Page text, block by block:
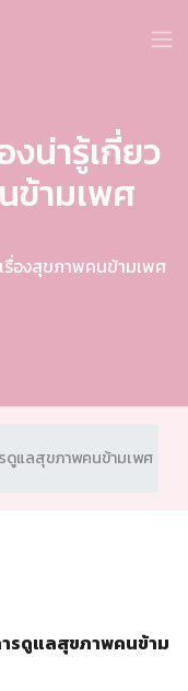
น่ารู้เกี่ยว
ข้ามเพศ
องสุขภาพคนข้ามเพศ
ดูแลสุขภาพคนข้ามเพศ
รดูแลสุขภาพคนข้าม